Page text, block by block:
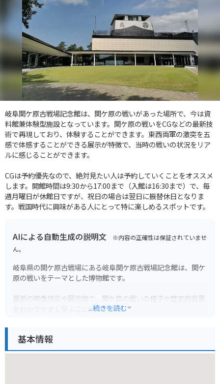
岐阜関ケ原古戦場記念館は、関ケ原の戦いがあった場所で、今は資
料館兼体験型施設となっています。関ケ原の戦いをCGなどの最新技
術で再現しており、体験することができます。東西両軍の激突を五
感で体感することができる展示が特徴で、当時の戦いの状況をリア
ルに感じることができます。
CGは予約優先なので、絶対見たい人は予約していくことをオススメ
します。開館時間は9:30から17:00まで（入館は16:30まで）で、毎
週月曜日が休館日ですが、祝日の場合は翌日に振替休日となりま
す。戦国時代に興味がある人にとって特に楽しめるスポットです。
AIによる自動生成の説明文 ※内容の正確性は保証されていませ
ん。
岐阜県の関ケ原古戦場にある岐阜関ケ原古戦場記念館は、関ケ
原の戦いをテーマとした博物館です。
最新の映像技術や展示物で、関ケ原の戦いの様子や歴史的背景
をわかりやすく学ぶことができます。
また、周辺には史跡や資料館が点在しており、歴史好きにはた
まらないエリアとなっています。
...続きを読む
基本情報